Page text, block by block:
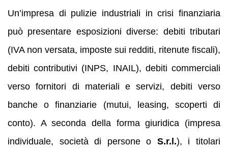
Un’impresa di pulizie industriali in crisi finanziaria
può presentare esposizioni diverse: debiti tributari
(IVA non versata, imposte sui redditi, ritenute fiscali),
debiti contributivi (INPS, INAIL), debiti commerciali
verso fornitori di materiali e servizi, debiti verso
banche o finanziarie (mutui, leasing, scoperti di
conto). A seconda della forma giuridica (impresa
individuale, società di persone o S.r.l.), i titolari